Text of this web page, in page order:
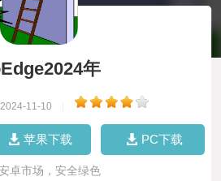
年
11-10
苹果下载 PC下载
卓市场，安全绿色